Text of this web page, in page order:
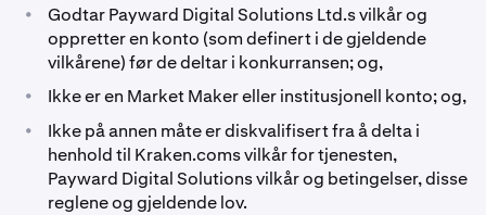
•
Godtar Payward Digital Solutions Ltd.s vilkår og
oppretter en konto (som definert i de gjeldende
vilkårene) før de deltar i konkurransen; og,
• Ikke er en Market Maker eller institusjonell konto; og,
•
Ikke på annen måte er diskvalifisert fra å delta i
henhold til Kraken.coms vilkår for tjenesten,
Payward Digital Solutions vilkår og betingelser, disse
reglene og gjeldende lov.